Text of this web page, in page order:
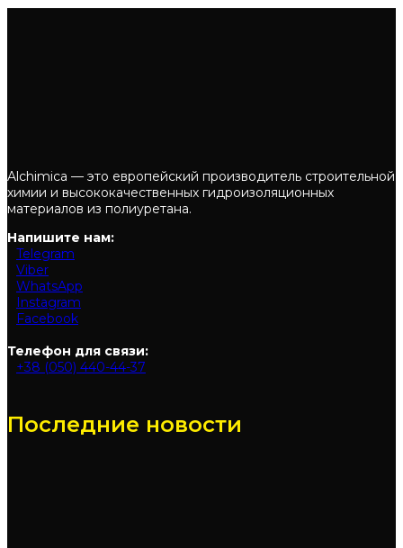
Alchimica — это европейский производитель строительной
химии и высококачественных гидроизоляционных
материалов из полиуретана.
Напишите нам:
Telegram
Viber
WhatsApp
Instagram
Facebook
Телефон для связи:
+38 (050) 440-44-37
Последние новости